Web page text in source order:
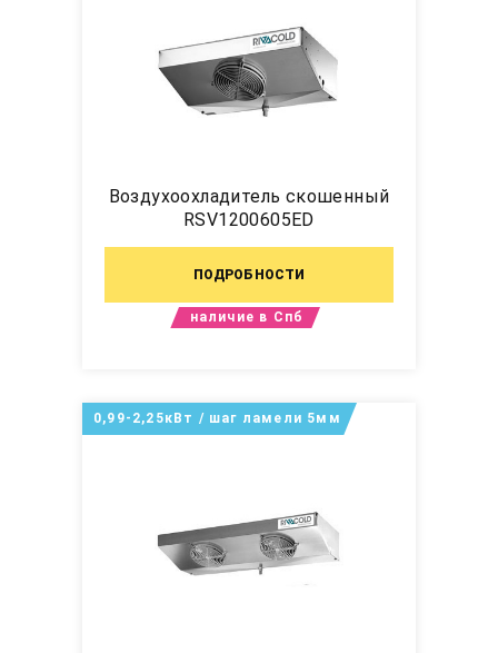
Воздухоохладитель скошенный
RSV1200605ED
ПОДРОБНОСТИ
наличие в Спб
0,99-2,25кВт / шаг ламели 5мм